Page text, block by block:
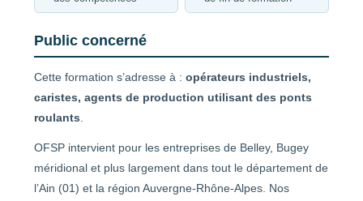
Public concerné
Cette formation s’adresse à : opérateurs industriels,
caristes, agents de production utilisant des ponts
roulants
OFSP intervient pour les entreprises de Belley, Bugey
méridional et plus largement dans tout le département de
l’Ain (01) et la région Auvergne-Rhône-Alpes. Nos